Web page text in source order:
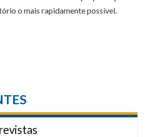
o mais rapidamente possível.